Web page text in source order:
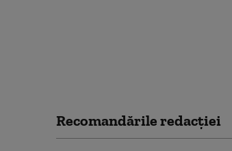
Recomandările redacţiei